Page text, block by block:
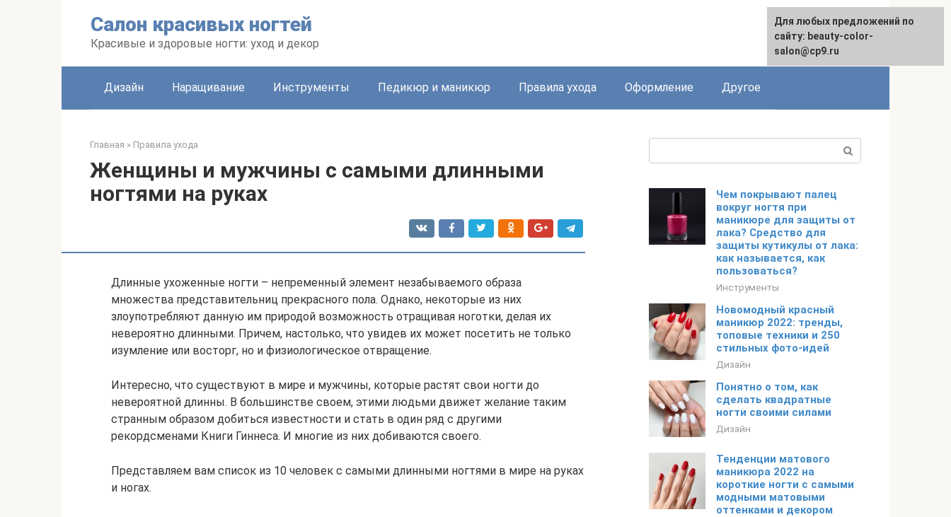
Салон красивых ногтей
Красивые и здоровые ногти: уход и декор
English
Дизайн Наращивание Инструменты Педикюр и маникюр Правила ухода Оформление Другое
Главная » Правила ухода
Женщины и мужчины с самыми длинными
ногтями на руках
Длинные ухоженные ногти – непременный элемент незабываемого образа
множества представительниц прекрасного пола. Однако, некоторые из них
злоупотребляют данную им природой возможность отращивая ноготки, делая их
невероятно длинными. Причем, настолько, что увидев их может посетить не только
изумление или восторг, но и физиологическое отвращение.
Интересно, что существуют в мире и мужчины, которые растят свои ногти до
невероятной длинны. В большинстве своем, этими людьми движет желание таким
странным образом добиться известности и стать в один ряд с другими
рекордсменами Книги Гиннеса. И многие из них добиваются своего.
Представляем вам список из 10 человек с самыми длинными ногтями в мире на руках
и ногах.
Чем покрывают палец
вокруг ногтя при
маникюре для защиты от
лака? Средство для
защиты кутикулы от лака:
как называется, как
пользоваться?
Инструменты
Новомодный красный
маникюр 2022: тренды,
топовые техники и 250
стильных фото-идей
Дизайн
Понятно о том, как
сделать квадратные
ногти своими силами
Дизайн
Тенденции матового
маникюра 2022 на
короткие ногти с самыми
модными матовыми
оттенками и декором
Для любых предложений по
сайту: beauty-color-
salon@cp9.ru